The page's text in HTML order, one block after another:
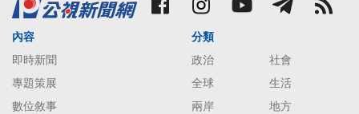
內容
即時新聞
專題策展
數位敘事
分類
政治
社會
全球
生活
兩岸
地方